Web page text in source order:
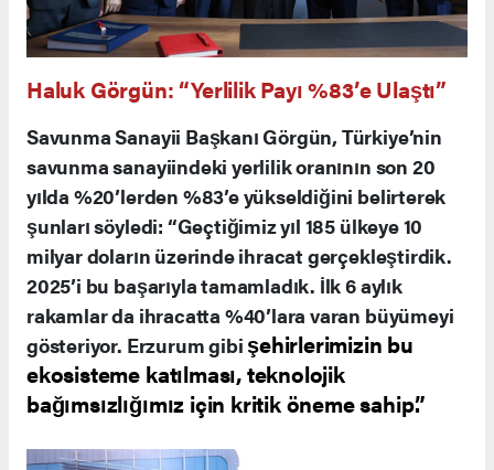
Haluk Görgün: “Yerlilik Payı %83’e Ulaştı”
Savunma Sanayii Başkanı Görgün, Türkiye’nin
savunma sanayiindeki yerlilik oranının son 20
yılda %20’lerden %83’e yükseldiğini belirterek
şunları söyledi: “Geçtiğimiz yıl 185 ülkeye 10
milyar doların üzerinde ihracat gerçekleştirdik.
2025’i bu başarıyla tamamladık. İlk 6 aylık
rakamlar da ihracatta %40’lara varan büyümeyi
gösteriyor. Erzurum gibişehirlerimizin bu
ekosisteme katılması, teknolojik
bağımsızlığımız için kritik öneme sahip.”